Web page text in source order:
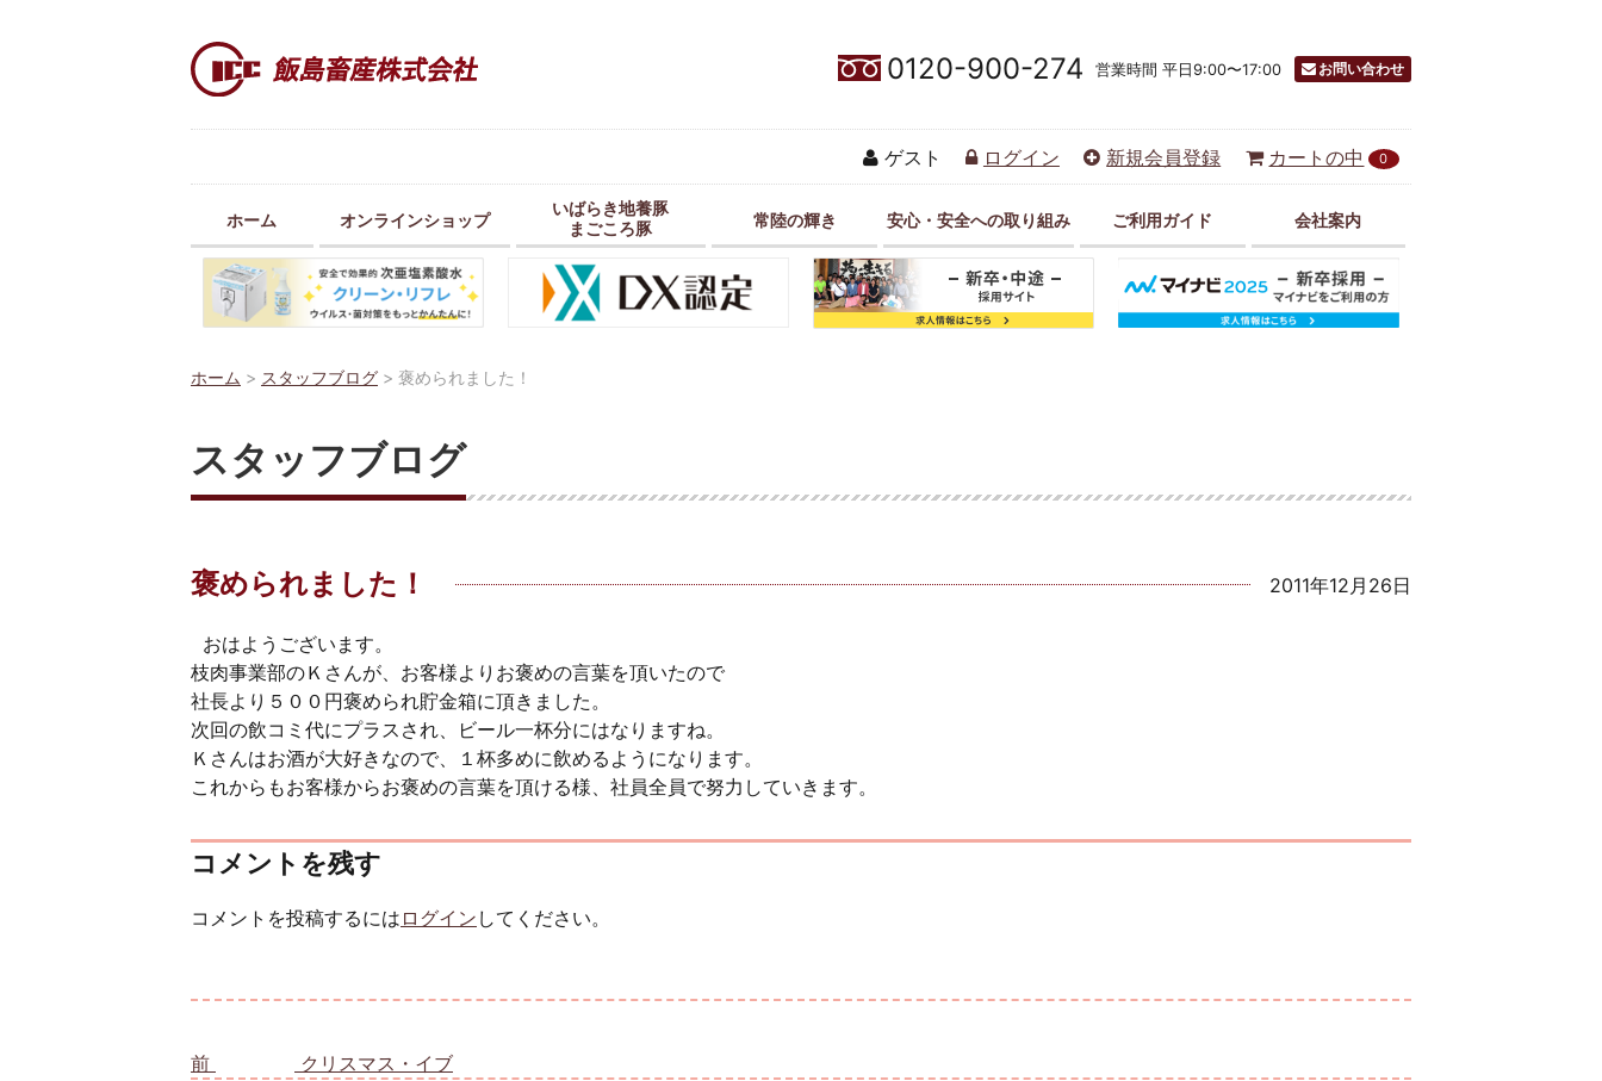
0120-900-274 営業時間 平日9:00〜17:00 お問い合わせ
ゲスト ログイン 新規会員登録 カートの中 0
ホーム オンラインショップ
いばらき地養豚
まごころ豚
常陸の輝き 安心・安全への取り組み ご利用ガイド 会社案内
ホーム > スタッフブログ > 褒められました！
スタッフブログ
褒められました！ 2011年12月26日
おはようございます。
枝肉事業部のＫさんが、お客様よりお褒めの言葉を頂いたので
社長より５００円褒められ貯金箱に頂きました。
次回の飲コミ代にプラスされ、ビール一杯分にはなりますね。
Ｋさんはお酒が大好きなので、１杯多めに飲めるようになります。
これからもお客様からお褒めの言葉を頂ける様、社員全員で努力していきます。
コメントを残す
コメントを投稿するには ログイン してください。
前
クリスマス・イブ